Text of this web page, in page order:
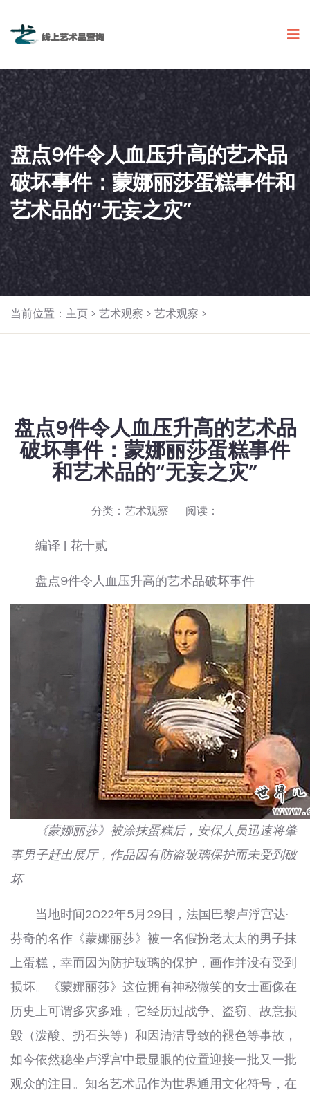
盘点9件令人血压升高的艺术品
破坏事件：蒙娜丽莎蛋糕事件和
艺术品的“无妄之灾”
当前位置： 主页 > 艺术观察 > 艺术观察 >
盘点9件令人血压升高的艺术品
破坏事件：蒙娜丽莎蛋糕事件
和艺术品的“无妄之灾”
分类： 艺术观察 阅读：
编译 | 花十贰
盘点9件令人血压升高的艺术品破坏事件
《蒙娜丽莎》被涂抹蛋糕后，安保人员迅速将肇
事男子赶出展厅，作品因有防盗玻璃保护而未受到破
坏
当地时间2022年5月29日，法国巴黎卢浮宫达·
芬奇的名作《蒙娜丽莎》被一名假扮老太太的男子抹
上蛋糕，幸而因为防护玻璃的保护，画作并没有受到
损坏。《蒙娜丽莎》这位拥有神秘微笑的女士画像在
历史上可谓多灾多难，它经历过战争、盗窃、故意损
毁（泼酸、扔石头等）和因清洁导致的褪色等事故，
如今依然稳坐卢浮宫中最显眼的位置迎接一批又一批
观众的注目。知名艺术品作为世界通用文化符号，在